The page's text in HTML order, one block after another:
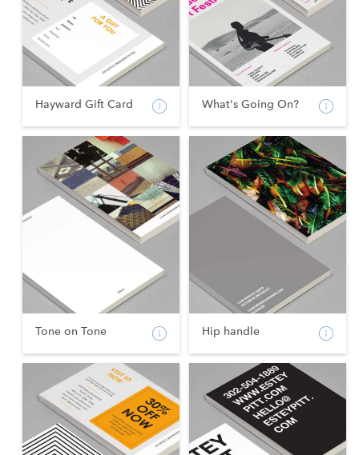
Hayward Gift Card What's Going On?
Tone on Tone Hip handle